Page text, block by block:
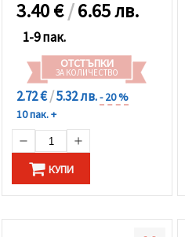
3.40€/6.65 лв.
1-9 пак.
ОТСТЪПКИ
ЗА КОЛИЧЕСТВО
2.72 €/5.32 лв.- 20 %
10 пак. +
КУПИ